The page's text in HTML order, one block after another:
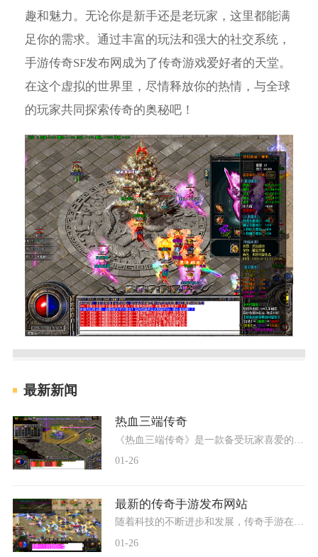
趣和魅力。无论你是新手还是老玩家，这里都能满
足你的需求。通过丰富的玩法和强大的社交系统，
手游传奇SF发布网成为了传奇游戏爱好者的天堂。
在这个虚拟的世界里，尽情释放你的热情，与全球
的玩家共同探索传奇的奥秘吧！
最新新闻
热血三端传奇
01-26
最新的传奇手游发布网站
随着科技的不断进步和发展，传奇手游在游戏市场上的影响力也越来越大。作为一款经典的2D游戏，传奇手游以其丰富多样的玩法和精美独特的画面效果吸引了大批玩家的关注。传奇手游
01-26